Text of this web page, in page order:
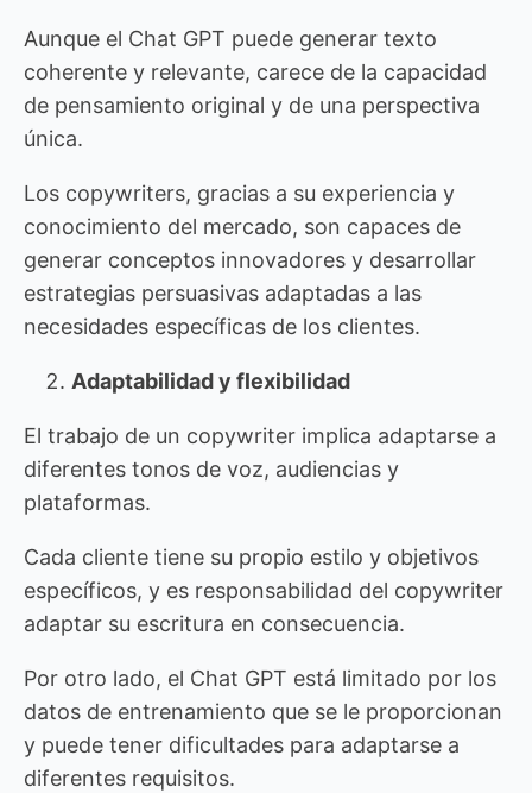
Aunque el Chat GPT puede generar texto
coherente y relevante, carece de la capacidad
de pensamiento original y de una perspectiva
única.
Los copywriters, gracias a su experiencia y
conocimiento del mercado, son capaces de
generar conceptos innovadores y desarrollar
estrategias persuasivas adaptadas a las
necesidades específicas de los clientes.
Adaptabilidad y flexibilidad
El trabajo de un copywriter implica adaptarse a
diferentes tonos de voz, audiencias y
plataformas.
Cada cliente tiene su propio estilo y objetivos
específicos, y es responsabilidad del copywriter
adaptar su escritura en consecuencia.
Por otro lado, el Chat GPT está limitado por los
datos de entrenamiento que se le proporcionan
y puede tener dificultades para adaptarse a
diferentes requisitos.